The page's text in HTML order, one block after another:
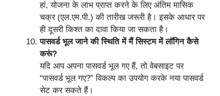
हां, योजना के लाभ प्राप्त करने के लिए अंतिम मासिक
चक्र (एल.एम.पी.) की तारीख जरूरी है। इसके आधार पर
ही दूसरी किश्त का दावा किया जा सकता है।
पासवर्ड भूल जाने की स्थिति में मैं सिस्टम में लॉगिन कैसे
करूं?
यदि आप अपना पासवर्ड भूल गए हैं, तो वेबसाइट पर
“पासवर्ड भूल गए?” विकल्प का उपयोग करके नया पासवर्ड
सेट कर सकते हैं।